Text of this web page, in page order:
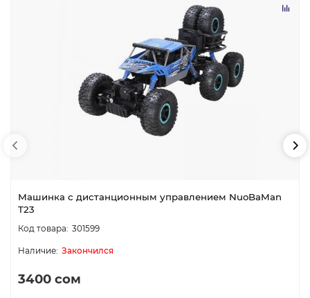
Машинка с дистанционным управлением NuoBaMan
T23
301599
Закончился
3400 сом